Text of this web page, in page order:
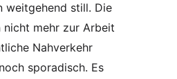
weitgehend still. Die
mehr zur Arbeit
Nahverkehr
sporadisch. Es